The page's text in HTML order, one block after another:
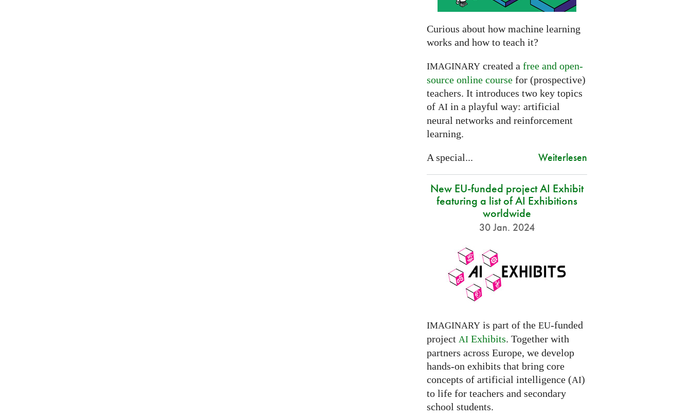
Curious about how machine learning
works and how to teach it?
IMAGINARYcreated a free and open-
source online coursefor (prospective)
teachers. It introduces two key topics
of AIin a playful way: artificial
neural networks and reinforcement
learning.
A special... Weiterlesen
New EU-funded project AI Exhibit
featuring a list of AI Exhibitions
worldwide
30 Jan. 2024
IMAGINARYis part of the EU-funded
project AIExhibits. Together with
partners across Europe, we develop
hands-on exhibits that bring core
concepts of artificial intelligence (AI)
to life for teachers and secondary
school students.